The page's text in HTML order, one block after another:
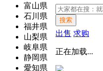
富山県
石川県
福井県
山梨県
岐阜県
静岡県
愛知県
搜索
出售 求购
正在加载...